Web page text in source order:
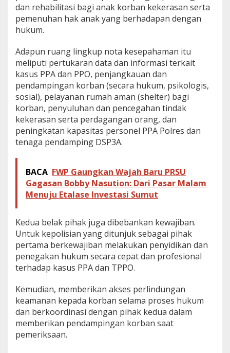
dan rehabilitasi bagi anak korban kekerasan serta
pemenuhan hak anak yang berhadapan dengan
hukum.
Adapun ruang lingkup nota kesepahaman itu
meliputi pertukaran data dan informasi terkait
kasus PPA dan PPO, penjangkauan dan
pendampingan korban (secara hukum, psikologis,
sosial), pelayanan rumah aman (shelter) bagi
korban, penyuluhan dan pencegahan tindak
kekerasan serta perdagangan orang, dan
peningkatan kapasitas personel PPA Polres dan
tenaga pendamping DSP3A.
BACA FWP Gaungkan Wajah Baru PRSU
Gagasan Bobby Nasution: Dari Pasar Malam
Menuju Etalase Investasi Sumut
Kedua belak pihak juga dibebankan kewajiban.
Untuk kepolisian yang ditunjuk sebagai pihak
pertama berkewajiban melakukan penyidikan dan
penegakan hukum secara cepat dan profesional
terhadap kasus PPA dan TPPO.
Kemudian, memberikan akses perlindungan
keamanan kepada korban selama proses hukum
dan berkoordinasi dengan pihak kedua dalam
memberikan pendampingan korban saat
pemeriksaan.